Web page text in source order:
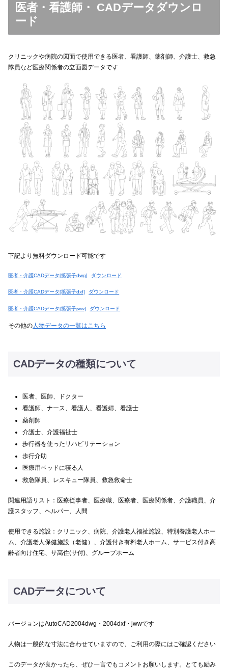
医者・看護師・ CADデータダウンロ
ード
クリニックや病院の図面で使用できる医者、看護師、薬剤師、介護士、救急
隊員など医療関係者の立面図データです
下記より無料ダウンロード可能です
医者・介護CADデータ[拡張子dwg] ダウンロード
医者・介護CADデータ[拡張子dxf] ダウンロード
医者・介護CADデータ[拡張子jww] ダウンロード
その他の人物データの一覧はこちら
CADデータの種類について
医者、医師、ドクター
看護師、ナース、看護人、看護婦、看護士
薬剤師
介護士、介護福祉士
歩行器を使ったリハビリテーション
歩行介助
医療用ベッドに寝る人
救急隊員、レスキュー隊員、救急救命士
関連用語リスト：医療従事者、医療職、医療者、医療関係者、介護職員、介
護スタッフ、ヘルパー、人間
使用できる施設：クリニック、病院、介護老人福祉施設、特別養護老人ホー
ム、介護老人保健施設（老健）、介護付き有料老人ホーム、サービス付き高
齢者向け住宅、サ高住(サ付)、グループホーム
CADデータについて
バージョンはAutoCAD2004dwg・2004dxf・jwwです
人物は一般的な寸法に合わせていますので、ご利用の際にはご確認ください
このデータが良かったら、ぜひ一言でもコメントお願いします。とても励み